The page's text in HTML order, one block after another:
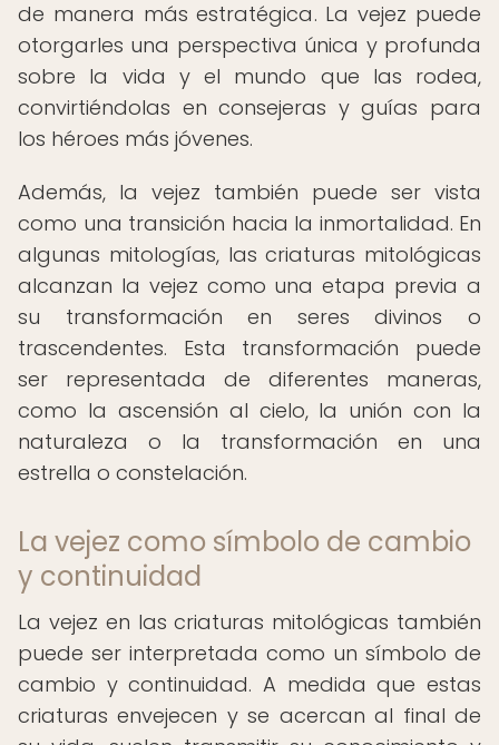
de manera más estratégica. La vejez puede
otorgarles una perspectiva única y profunda
sobre la vida y el mundo que las rodea,
convirtiéndolas en consejeras y guías para
los héroes más jóvenes.
Además, la vejez también puede ser vista
como una transición hacia la inmortalidad. En
algunas mitologías, las criaturas mitológicas
alcanzan la vejez como una etapa previa a
su transformación en seres divinos o
trascendentes. Esta transformación puede
ser representada de diferentes maneras,
como la ascensión al cielo, la unión con la
naturaleza o la transformación en una
estrella o constelación.
La vejez como símbolo de cambio
y continuidad
La vejez en las criaturas mitológicas también
puede ser interpretada como un símbolo de
cambio y continuidad. A medida que estas
criaturas envejecen y se acercan al final de